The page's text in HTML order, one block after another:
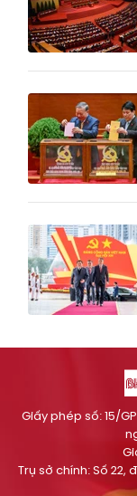
Giấy phép số: 15/
Trụ sở chính: Số 22,